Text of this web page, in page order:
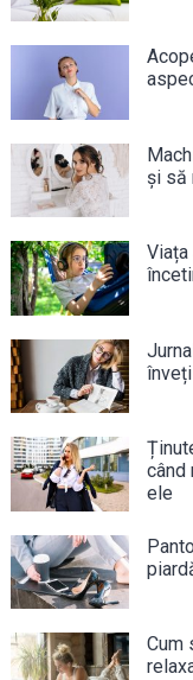
și să
când
ele
Cum